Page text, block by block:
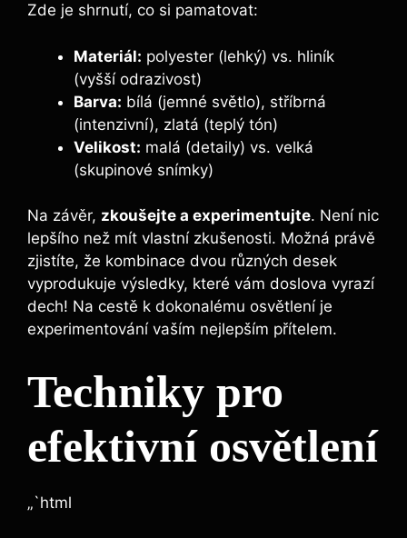
Zde je shrnutí, co si pamatovat:
Materiál: polyester (lehký) vs. hliník⁢
(vyšší ⁤odrazivost)
Barva: bílá (jemné ‌světlo),‍ stříbrná
(intenzivní), zlatá (teplý tón)
Velikost: malá (detaily) ‌vs. ⁣velká
(skupinové snímky)
Na ⁣závěr, zkoušejte a experimentujte. Není nic⁤
lepšího než mít ⁤vlastní​ zkušenosti. Možná právě ​
zjistíte,‌ že​ kombinace dvou různých‍ desek
‌vyprodukuje⁤ výsledky, které vám doslova vyrazí
dech!⁣ Na cestě k dokonalému osvětlení je
experimentování vaším nejlepším přítelem.
Techniky pro
efektivní osvětlení
„`html